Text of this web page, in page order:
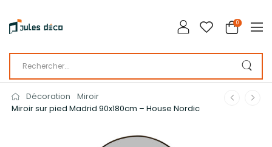
0
Décoration
Miroir
Miroir sur pied Madrid 90x180cm – House Nordic